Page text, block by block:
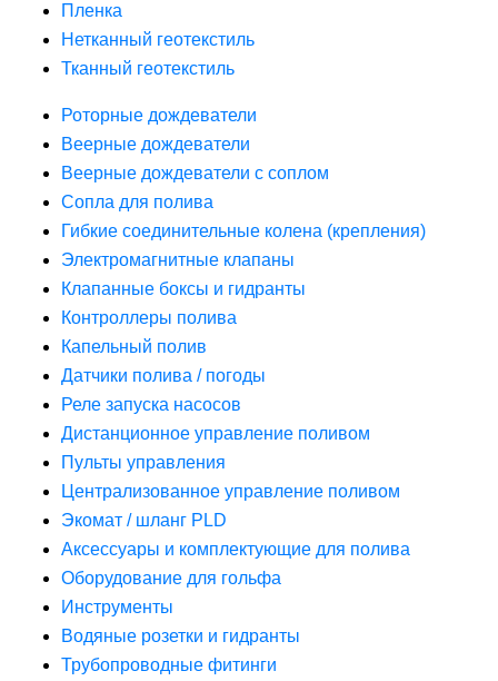
Пленка
Нетканный геотекстиль
Тканный геотекстиль
Роторные дождеватели
Веерные дождеватели
Веерные дождеватели с соплом
Сопла для полива
Гибкие соединительные колена (крепления)
Электромагнитные клапаны
Клапанные боксы и гидранты
Контроллеры полива
Капельный полив
Датчики полива / погоды
Реле запуска насосов
Дистанционное управление поливом
Пульты управления
Централизованное управление поливом
Экомат / шланг PLD
Аксессуары и комплектующие для полива
Оборудование для гольфа
Инструменты
Водяные розетки и гидранты
Трубопроводные фитинги